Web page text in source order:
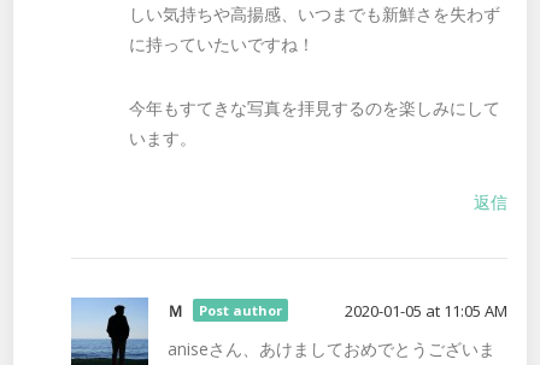
しい気持ちや高揚感、いつまでも新鮮さを失わず
に持っていたいですね！
今年もすてきな写真を拝見するのを楽しみにして
います。
返信
Ｍ Post author 2020-01-05 at 11:05 AM
aniseさん、あけましておめでとうございま